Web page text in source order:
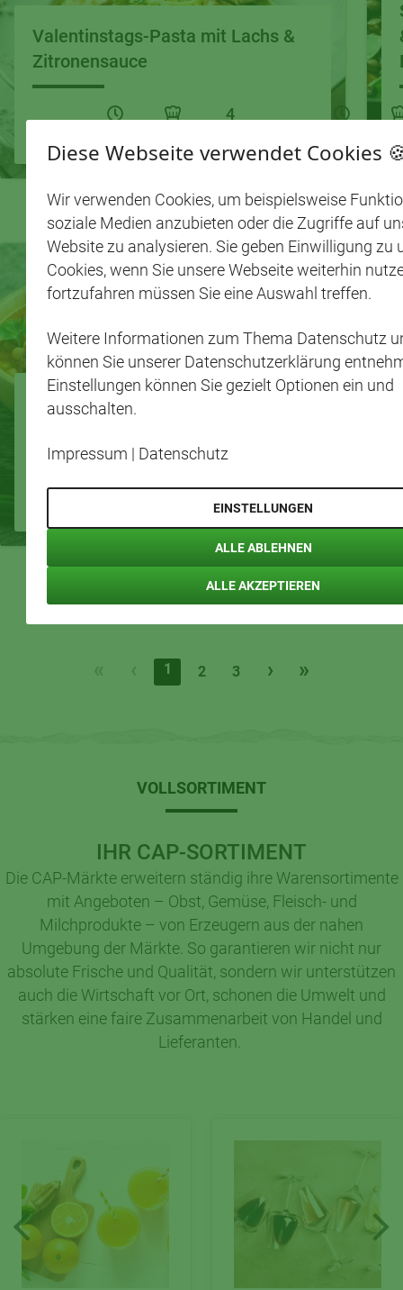
Valentinstags-Pasta mit Lachs &
Zitronensauce
4
Eintopf mit weißen Bohnen und
Portionen
1 2 3 › »
VOLLSORTIMENT
IHR CAP-SORTIMENT
Die CAP-Märkte erweitern ständig ihre Warensortimente
mit Angeboten – Obst, Gemüse, Fleisch- und
Milchprodukte – von Erzeugern aus der nahen
Umgebung der Märkte. So garantieren wir nicht nur
absolute Frische und Qualität, sondern wir unterstützen
auch die Wirtschaft vor Ort, schonen die Umwelt und
stärken eine faire Zusammenarbeit von Handel und
Lieferanten.
Diese Webseite verwendet Cookies
Wir verwenden Cookies, um beispielsweise
soziale Medien anzubieten oder die Zugriffe auf
Website zu analysieren. Sie geben Einwilligung zu
Cookies, wenn Sie unsere Webseite weiterhin
fortzufahren müssen Sie eine Auswahl treffen.
Weitere Informationen zum Thema Datenschutz
können Sie unserer Datenschutzerklärung
Einstellungen können Sie gezielt Optionen ein und
ausschalten.
Impressum | Datenschutz
EINSTELLUNGEN
ALLE ABLEHNEN
ALLE AKZEPTIEREN